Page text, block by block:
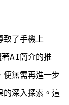
致了手機上
AI簡介的推
便無需再進一步
的深入探索。這